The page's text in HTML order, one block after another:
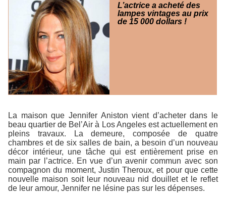
L’actrice a acheté des
lampes vintages au prix
de 15 000 dollars !
La maison que Jennifer Aniston vient d’acheter dans le
beau quartier de Bel’Air à Los Angeles est actuellement en
pleins travaux. La demeure, composée de quatre
chambres et de six salles de bain, a besoin d’un nouveau
décor intérieur, une tâche qui est entièrement prise en
main par l’actrice. En vue d’un avenir commun avec son
compagnon du moment, Justin Theroux, et pour que cette
nouvelle maison soit leur nouveau nid douillet et le reflet
de leur amour, Jennifer ne lésine pas sur les dépenses.